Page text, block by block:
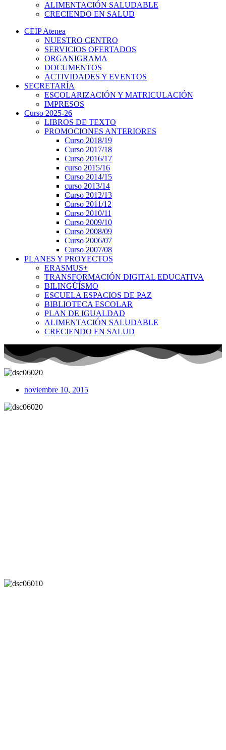
ALIMENTACIÓN SALUDABLE
CRECIENDO EN SALUD
CEIP Atenea
NUESTRO CENTRO
SERVICIOS OFERTADOS
ORGANIGRAMA
DOCUMENTOS
ACTIVIDADES Y EVENTOS
SECRETARÍA
ESCOLARIZACIÓN Y MATRICULACIÓN
IMPRESOS
Curso 2025-26
LIBROS DE TEXTO
PROMOCIONES ANTERIORES
Curso 2018/19
Curso 2017/18
Curso 2016/17
curso 2015/16
Curso 2014/15
curso 2013/14
Curso 2012/13
Curso 2011/12
Curso 2010/11
Curso 2009/10
Curso 2008/09
Curso 2006/07
Curso 2007/08
PLANES Y PROYECTOS
ERASMUS+
TRANSFORMACIÓN DIGITAL EDUCATIVA
BILINGÜÍSMO
ESCUELA ESPACIOS DE PAZ
BIBLIOTECA ESCOLAR
PLAN DE IGUALDAD
ALIMENTACIÓN SALUDABLE
CRECIENDO EN SALUD
noviembre 10, 2015